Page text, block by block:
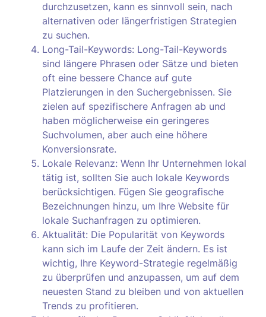
durchzusetzen, kann es sinnvoll sein, nach
alternativen oder längerfristigen Strategien
zu suchen.
Long-Tail-Keywords: Long-Tail-Keywords
sind längere Phrasen oder Sätze und bieten
oft eine bessere Chance auf gute
Platzierungen in den Suchergebnissen. Sie
zielen auf spezifischere Anfragen ab und
haben möglicherweise ein geringeres
Suchvolumen, aber auch eine höhere
Konversionsrate.
Lokale Relevanz: Wenn Ihr Unternehmen lokal
tätig ist, sollten Sie auch lokale Keywords
berücksichtigen. Fügen Sie geografische
Bezeichnungen hinzu, um Ihre Website für
lokale Suchanfragen zu optimieren.
Aktualität: Die Popularität von Keywords
kann sich im Laufe der Zeit ändern. Es ist
wichtig, Ihre Keyword-Strategie regelmäßig
zu überprüfen und anzupassen, um auf dem
neuesten Stand zu bleiben und von aktuellen
Trends zu profitieren.